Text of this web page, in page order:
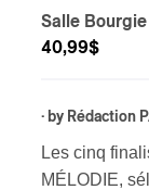
Salle Bourgie
40,99$
· by Rédaction
Les cinq
MÉLODIE,